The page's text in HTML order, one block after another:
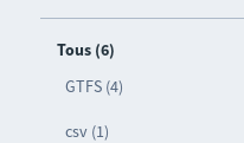
Tous (6)
GTFS (4)
csv (1)